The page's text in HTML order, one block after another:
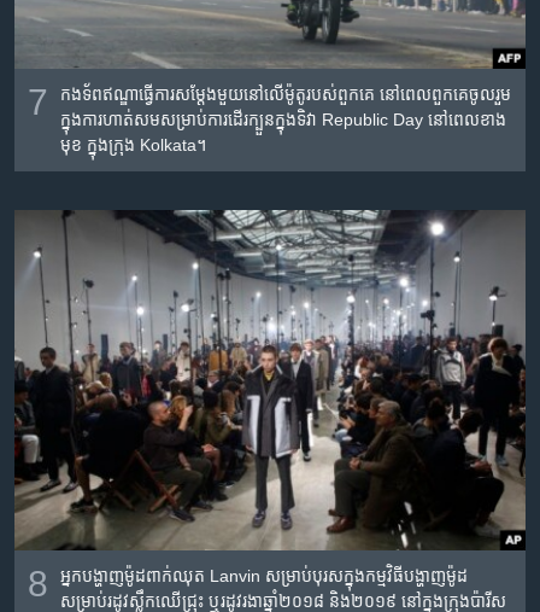
7
កងទ័ព​ឥណ្ឌា​ធ្វើ​ការ​សម្តែង​មួយ​នៅ​លើ​ម៉ូតូ​របស់​ពួកគេ នៅ​ពេល​ពួកគេ​ចូលរួម​
ក្នុង​ការ​ហាត់​សម​សម្រាប់​ការ​ដើរ​ក្បួន​ក្នុង​ទិវា Republic Day នៅ​ពេល​ខាង​
មុខ ក្នុង​ក្រុង Kolkata។
8
អ្នក​បង្ហាញ​ម៉ូដ​ពាក់​ឈុត Lanvin សម្រាប់​បុរស​ក្នុង​កម្មវិធី​បង្ហាញ​ម៉ូដ​
សម្រាប់​រដូវ​ស្លឹក​ឈើ​ជ្រុះ ឬ​រដូវ​រងា​ឆ្នាំ២០១៨ និង​២០១៩ នៅ​ក្នុង​ក្រុង​ប៉ារីស